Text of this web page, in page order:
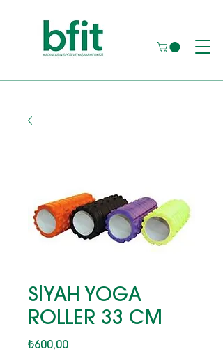
SİYAH YOGA
ROLLER 33 CM
₺600,00Fiyat